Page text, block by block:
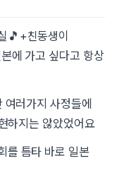
🎵+친동생이
에 가고 싶다고 항상
러가지 사정들에
하지는 않았었어요
를 틈타 바로 일본